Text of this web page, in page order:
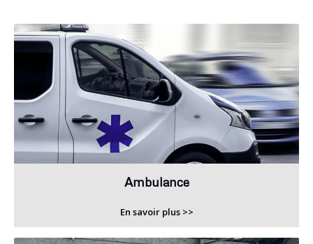
Ambulance
En savoir plus >>